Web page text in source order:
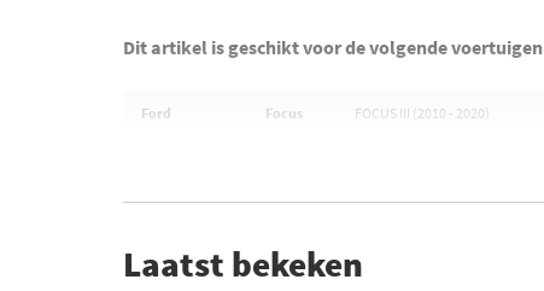
Dit artikel is geschikt voor de volgende voertuigen
Ford Focus FOCUS III (2010 - 2020)
Laatst bekeken